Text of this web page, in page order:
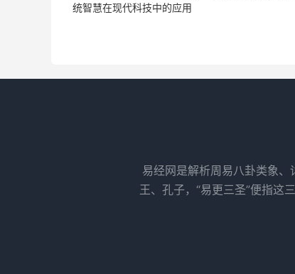
统智慧在现代科技中的应用
易经网是解析周易八卦类象
王、孔子，“易更三圣”便指这